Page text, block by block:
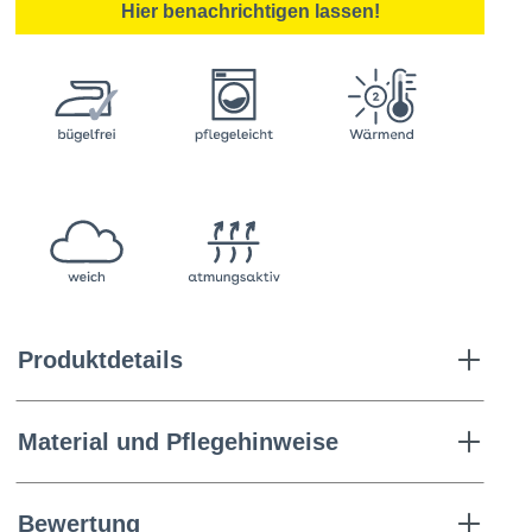
Hier benachrichtigen lassen!
Produktdetails
Material und Pflegehinweise
Bewertung